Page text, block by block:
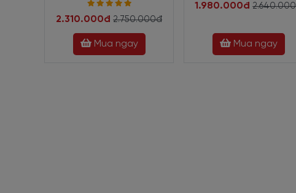
Đánh giá chi tiết mẫu Bàn
2.310.000đ 2.750.000đ
Mua ngay
1.980.000đ
Mua ngay